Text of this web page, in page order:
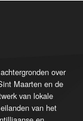
over
Maarten en de
van lokale
van het